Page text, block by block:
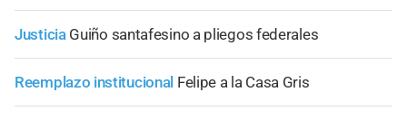
Justicia Guiño santafesino a pliegos federales
Reemplazo institucional Felipe a la Casa Gris